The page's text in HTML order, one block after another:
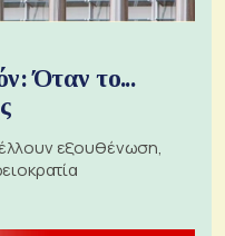
Όταν το...
εξουθένωση,